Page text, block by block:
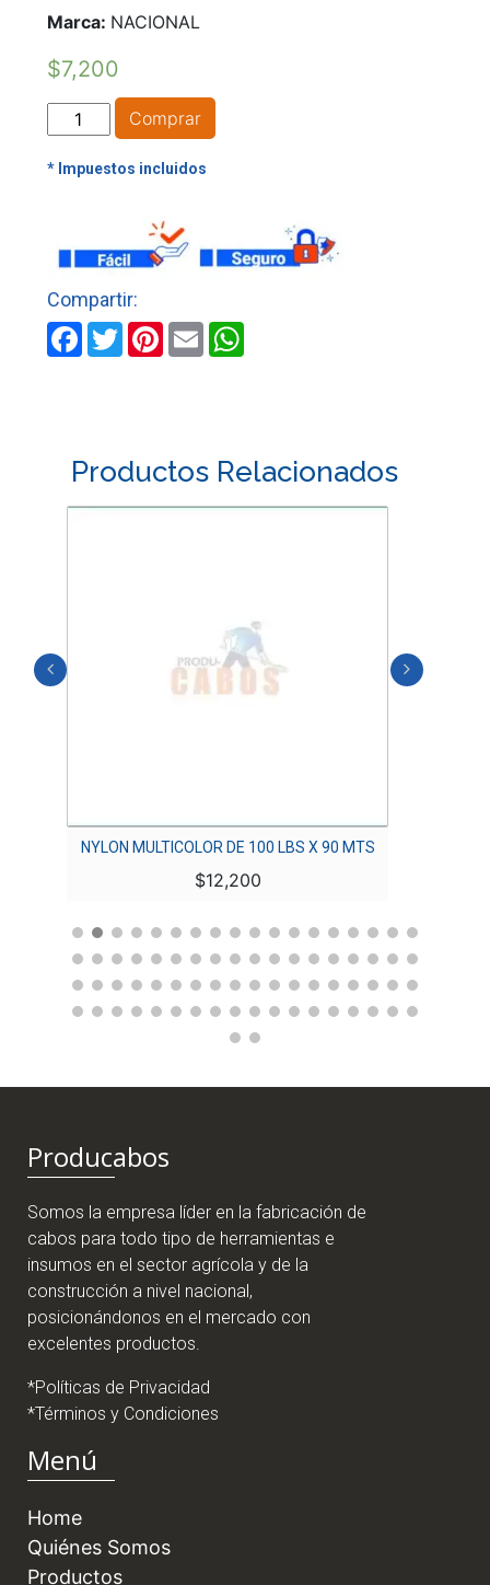
Marca: NACIONAL
$7,200
NYLON
AZUL
DE
90
MTS
cantidad
Comprar
Facebook
TwitterPinterest
EmailWhatsApp
Productos Relacionados
NYLON MULTICOLOR DE 100 LBS X 90 MTS
$12,200
Producabos
Somos la empresa líder en la fabricación de
cabos para todo tipo de herramientas e
insumos en el sector agrícola y de la
construcción a nivel nacional,
posicionándonos en el mercado con
excelentes productos.
*Políticas de Privacidad
*Términos y Condiciones
Menú
Home
Quiénes Somos
Productos